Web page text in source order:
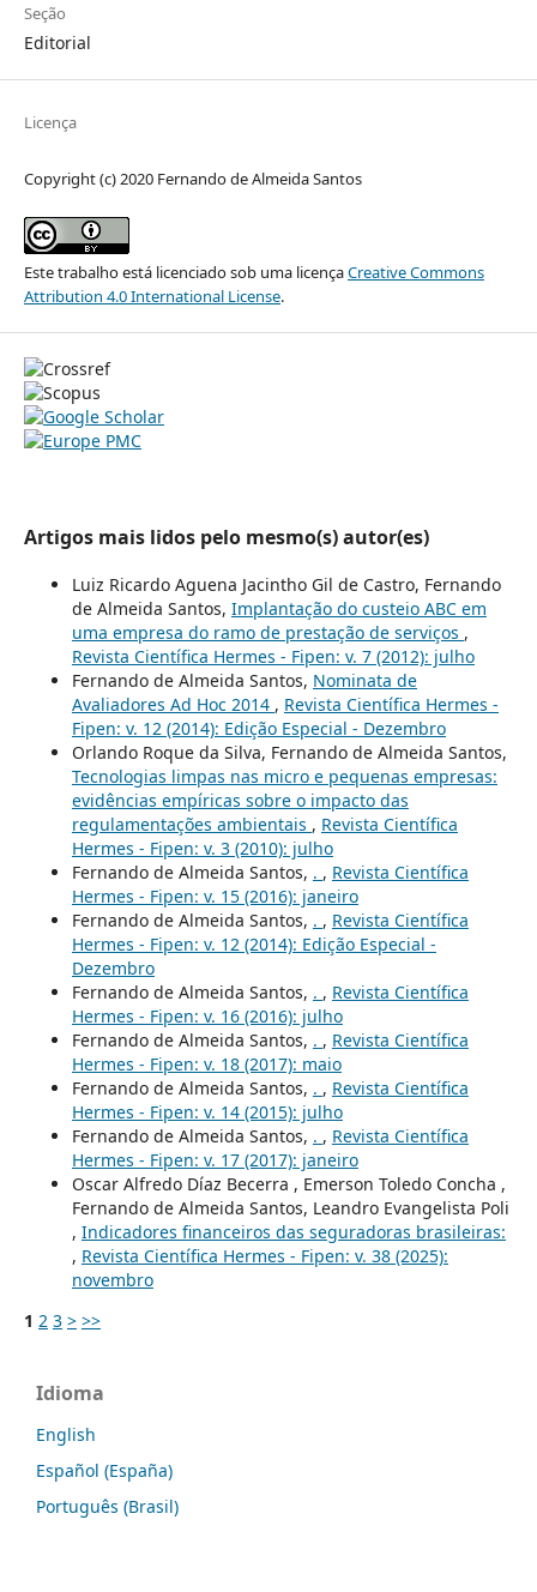
Seção
Editorial
Licença
Copyright (c) 2020 Fernando de Almeida Santos
Este trabalho está licenciado sob uma licençaCreative Commons
Attribution 4.0 International License.
Artigos mais lidos pelo mesmo(s) autor(es)
Luiz Ricardo Aguena Jacintho Gil de Castro, Fernando
de Almeida Santos, Implantação do custeio ABC em
uma empresa do ramo de prestação de serviços ,
Revista Científica Hermes - Fipen: v. 7 (2012): julho
Fernando de Almeida Santos, Nominata de
Avaliadores Ad Hoc 2014 , Revista Científica Hermes -
Fipen: v. 12 (2014): Edição Especial - Dezembro
Orlando Roque da Silva, Fernando de Almeida Santos,
Tecnologias limpas nas micro e pequenas empresas:
evidências empíricas sobre o impacto das
regulamentações ambientais , Revista Científica
Hermes - Fipen: v. 3 (2010): julho
Fernando de Almeida Santos, . , Revista Científica
Hermes - Fipen: v. 15 (2016): janeiro
Fernando de Almeida Santos, . , Revista Científica
Hermes - Fipen: v. 12 (2014): Edição Especial -
Dezembro
Fernando de Almeida Santos, . , Revista Científica
Hermes - Fipen: v. 16 (2016): julho
Fernando de Almeida Santos, . , Revista Científica
Hermes - Fipen: v. 18 (2017): maio
Fernando de Almeida Santos, . , Revista Científica
Hermes - Fipen: v. 14 (2015): julho
Fernando de Almeida Santos, . , Revista Científica
Hermes - Fipen: v. 17 (2017): janeiro
Oscar Alfredo Díaz Becerra , Emerson Toledo Concha ,
Fernando de Almeida Santos, Leandro Evangelista Poli
, Indicadores financeiros das seguradoras brasileiras:
, Revista Científica Hermes - Fipen: v. 38 (2025):
novembro
1 2 3 > >>
Idioma
English
Español (España)
Português (Brasil)